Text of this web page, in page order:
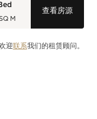
M
查看房源
迎联系我们的租赁顾问。